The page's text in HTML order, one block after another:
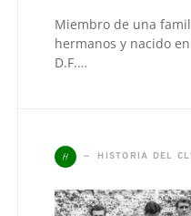
Miembro de una
hermanos y nacido
D.F.…
H HISTORIA DEL